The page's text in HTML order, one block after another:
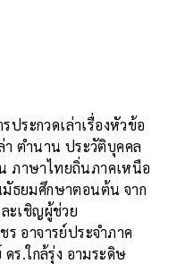
ระกวดเล่าเรื่องหัวข้อ
า ตำนาน ประวัติบุคคล
ภาษาไทยถิ่นภาคเหนือ
ธยมศึกษาตอนต้น จาก
ะเชิญผู้ช่วย
อาจารย์ประจำภาค
ร.ใกล้รุ่ง อามระดิษ